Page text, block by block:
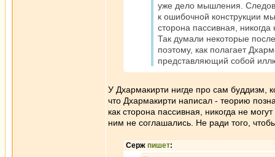
уже дело мышления.
к ошибочной конструкции
сторона пассивная,
Так думали некоторые
поэтому, как полагает
представляющий собой
У Дхармакирти нигде про сам буддизм,
что Дхармакирти написал - теорию
как сторона пассивная, никогда не
ним не соглашались. Не ради того,
Серж пишет: